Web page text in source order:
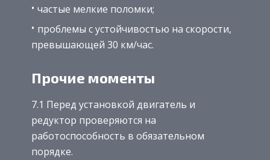
частые мелкие поломки;
проблемы с устойчивостью на скорости,
превышающей 30 км/час.
Прочие моменты
7.1 Перед установкой двигатель и
редуктор проверяются на
работоспособность в обязательном
порядке.